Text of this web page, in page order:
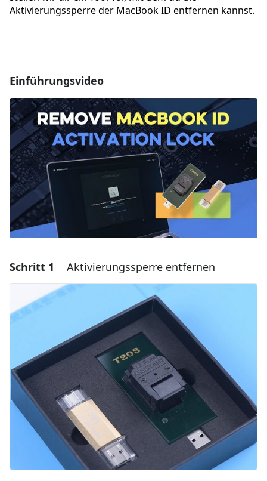
Aktivierungssperre der MacBook ID entfernen kannst.
Einführungsvideo
Schritt 1 Aktivierungssperre entfernen